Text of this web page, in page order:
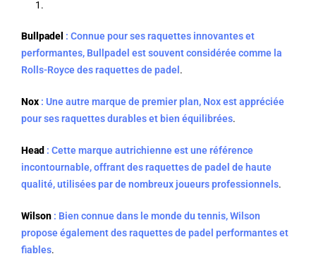
Bullpadel : Connue pour ses raquettes innovantes et
performantes, Bullpadel est souvent considérée comme la
Rolls-Royce des raquettes de padel .
Nox : Une autre marque de premier plan, Nox est appréciée
pour ses raquettes durables et bien équilibrées.
Head : Cette marque autrichienne est une référence
incontournable, offrant des raquettes de padel de haute
qualité, utilisées par de nombreux joueurs professionnels.
Wilson : Bien connue dans le monde du tennis, Wilson
propose également des raquettes de padel performantes et
fiables.